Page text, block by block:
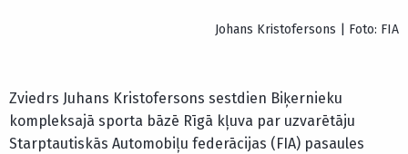
Johans Kristofersons | Foto: FIA
Zviedrs Juhans Kristofersons sestdien Biķernieku
kompleksajā sporta bāzē Rīgā kļuva par uzvarētāju
Starptautiskās Automobiļu federācijas (FIA) pasaules